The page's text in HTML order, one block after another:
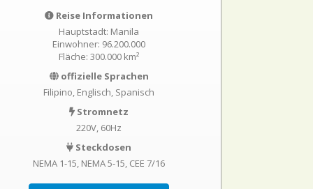
Reise Informationen
Hauptstadt: Manila
Einwohner: 96.200.000
Fläche: 300.000 km²
offizielle Sprachen
Filipino, Englisch, Spanisch
Stromnetz
220V, 60Hz
Steckdosen
NEMA 1-15 NEMA 5-15 CEE 7/16